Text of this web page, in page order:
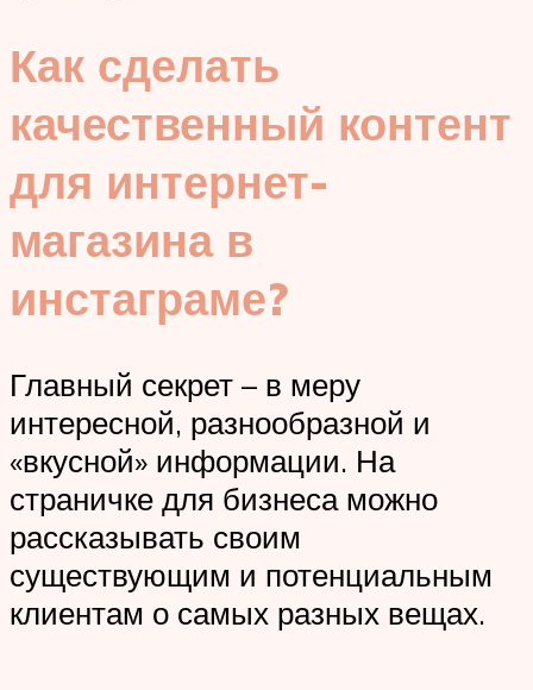
Как сделать
качественный контент
для интернет-
магазина в
инстаграме?
Главный секрет – в меру
интересной, разнообразной и
«вкусной» информации. На
страничке для бизнеса можно
рассказывать своим
существующим и потенциальным
клиентам о самых разных вещах.